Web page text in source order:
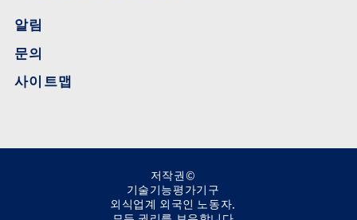
알림
문의
사이트맵
저작권©
기술기능평가기구
외식업계 외국인 노동자.